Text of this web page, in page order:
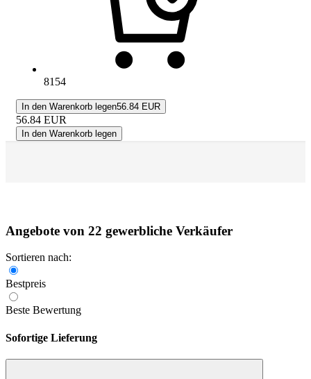
8154
In den Warenkorb legen56.84 EUR
56.84 EUR
In den Warenkorb legen
Angebote von 22 gewerbliche Verkäufer
Sortieren nach:
Bestpreis
Beste Bewertung
Sofortige Lieferung